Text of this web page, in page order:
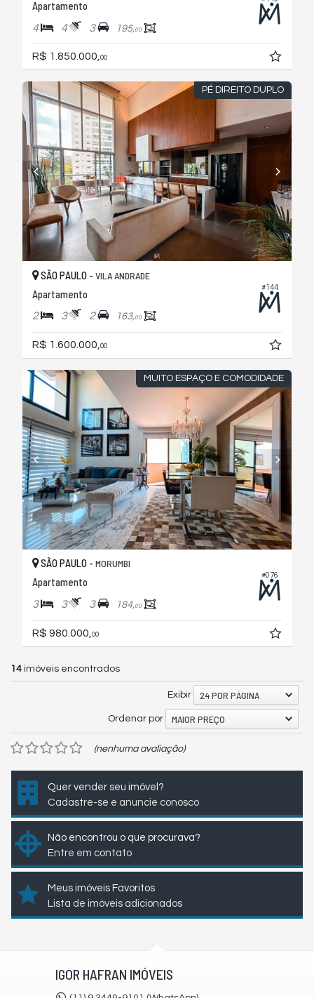
Apartamento
4 4 3 195,00
R$ 1.850.000,00
PÉ DIREITO DUPLO
#144
SÃO PAULO - VILA ANDRADE
Apartamento
2 3 2 163,00
R$ 1.600.000, 00
MUITO ESPAÇO E COMODIDADE
#076
SÃO PAULO - MORUMBI
Apartamento
3 3 3 184,00
R$ 980.000, 00
14 imóveis encontrados
Exibir 24 POR PÁGINA
Ordenar por MAIOR PREÇO
(nenhuma avaliação)
Quer vender seu imóvel?
Cadastre-se e anuncie conosco
Não encontrou o que procurava?
Entre em contato
Meus imóveis Favoritos
Lista de imóveis adicionados
IGOR HAFRAN IMÓVEIS